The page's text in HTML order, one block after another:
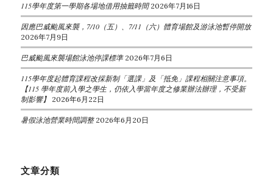
115學年度第一學期各場地借用抽籤時間 2026年7月16日
因應巴威颱風來襲，7/10（五）、7/11（六）體育場館及游泳池暫停開放
2026年7月9日
巴威颱風來襲場館泳池停課標準 2026年7月6日
115學年度起體育課程改採新制「選課」及「抵免」課程相關注意事項。
【115 學年度前入學之學生，仍依入學當年度之修業辦法辦理，不受新
制影響】 2026年6月22日
暑假泳池營業時間調整 2026年6月20日
文章分類